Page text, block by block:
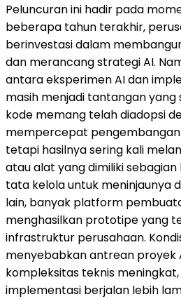
Peluncuran ini hadir pada
beberapa tahun terakhir,
berinvestasi dalam
dan merancang strategi AI.
antara eksperimen AI dan
masih menjadi tantangan yang
kode memang telah diadopsi
mempercepat
tetapi hasilnya sering kali
atau alat yang dimiliki
tata kelola untuk meninjaunya
lain, banyak platform
menghasilkan prototipe yang
infrastruktur perusahaan.
menyebabkan antrean proyek
kompleksitas teknis
implementasi berjalan lebih